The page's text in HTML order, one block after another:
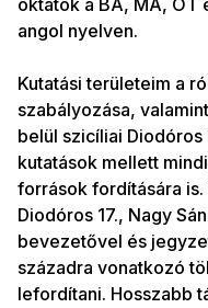
oktatok a BA, MA, OT
angol nyelven.
Kutatási területeim a
szabályozása,
belül szicíliai
kutatások mellett
források fordítására
Diodóros 17., Nagy
bevezetővel és
századra vonatkozó
lefordítani. Hosszabb